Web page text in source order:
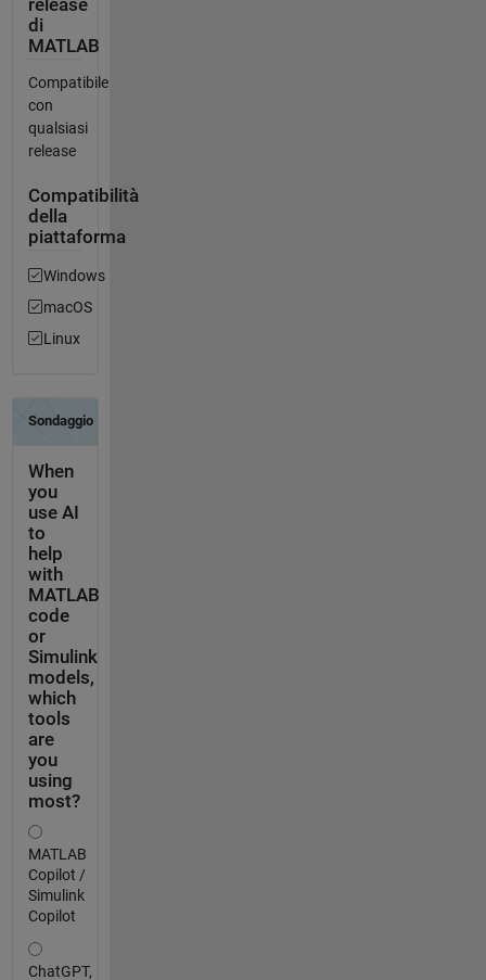
release
di
MATLAB
Compatibile
con
qualsiasi
release
Compatibilità
della
piattaforma
Windows
macOS
Linux